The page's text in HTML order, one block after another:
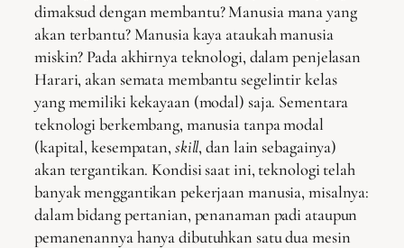
dimaksud dengan membantu? Manusia mana yang
akan terbantu? Manusia kaya ataukah manusia
miskin? Pada akhirnya teknologi, dalam penjelasan
Harari, akan semata membantu segelintir kelas
yang memiliki kekayaan (modal) saja. Sementara
teknologi berkembang, manusia tanpa modal
(kapital, kesempatan, skill, dan lain sebagainya)
akan tergantikan. Kondisi saat ini, teknologi telah
banyak menggantikan pekerjaan manusia, misalnya:
dalam bidang pertanian, penanaman padi ataupun
pemanenannya hanya dibutuhkan satu dua mesin